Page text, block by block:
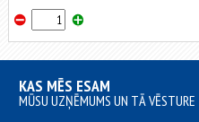
KAS MĒS ESAM
MŪSU UZŅĒMUMS UN TĀ VĒSTURE